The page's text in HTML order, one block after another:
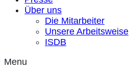
Über uns
Die Mitarbeiter
Unsere Arbeitsweise
ISDB
Menu